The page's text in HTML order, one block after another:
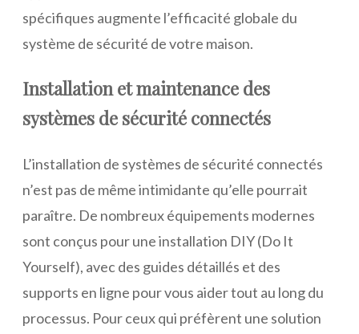
spécifiques augmente l’efficacité globale du
système de sécurité de votre maison.
Installation et maintenance des
systèmes de sécurité connectés
L’installation de systèmes de sécurité connectés
n’est pas de même intimidante qu’elle pourrait
paraître. De nombreux équipements modernes
sont conçus pour une installation DIY (Do It
Yourself), avec des guides détaillés et des
supports en ligne pour vous aider tout au long du
processus. Pour ceux qui préfèrent une solution